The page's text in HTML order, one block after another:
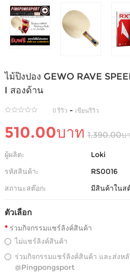
ไม้ปิงปอง GEWO RAVE
I สองด้าน
0 รีวิว - เขียนรีวิว
510.00บาท 1,390.00บ
ผู้ผลิต:
Loki
รหัสสินค้า:
RS0016
สถานะสต๊อก:
มีสินค้าในส
ตัวเลือก
ร่วมกิจกรรมแชร์ลิงค์สินค้า
ไม่แชร์ลิงค์สินค้า
ร่วมกิจกรรมแชร์ลิงค์สินค้า และส่งห
@Pingpongsport